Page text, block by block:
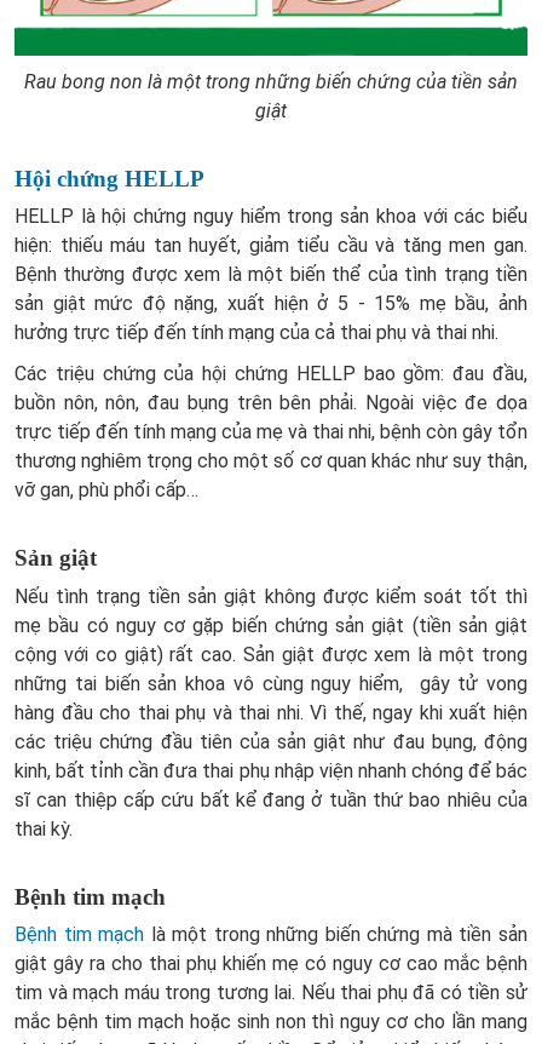
Rau bong non là một trong những biến chứng của tiền sản
giật
Hội chứng HELLP
HELLP là hội chứng nguy hiểm trong sản khoa với các biểu
hiện: thiếu máu tan huyết, giảm tiểu cầu và tăng men gan.
Bệnh thường được xem là một biến thể của tình trạng tiền
sản giật mức độ nặng, xuất hiện ở 5 - 15% mẹ bầu, ảnh
hưởng trực tiếp đến tính mạng của cả thai phụ và thai nhi.
Các triệu chứng của hội chứng HELLP bao gồm: đau đầu,
buồn nôn, nôn, đau bụng trên bên phải. Ngoài việc đe dọa
trực tiếp đến tính mạng của mẹ và thai nhi, bệnh còn gây tổn
thương nghiêm trọng cho một số cơ quan khác như suy thận,
vỡ gan, phù phổi cấp…
Sản giật
Nếu tình trạng tiền sản giật không được kiểm soát tốt thì
mẹ bầu có nguy cơ gặp biến chứng sản giật (tiền sản giật
cộng với co giật) rất cao. Sản giật được xem là một trong
những tai biến sản khoa vô cùng nguy hiểm, gây tử vong
hàng đầu cho thai phụ và thai nhi. Vì thế, ngay khi xuất hiện
các triệu chứng đầu tiên của sản giật như đau bụng, động
kinh, bất tỉnh cần đưa thai phụ nhập viện nhanh chóng để bác
sĩ can thiệp cấp cứu bất kể đang ở tuần thứ bao nhiêu của
thai kỳ.
Bệnh tim mạch
Bệnh tim mạch là một trong những biến chứng mà tiền sản
giật gây ra cho thai phụ khiến mẹ có nguy cơ cao mắc bệnh
tim và mạch máu trong tương lai. Nếu thai phụ đã có tiền sử
mắc bệnh tim mạch hoặc sinh non thì nguy cơ cho lần mang